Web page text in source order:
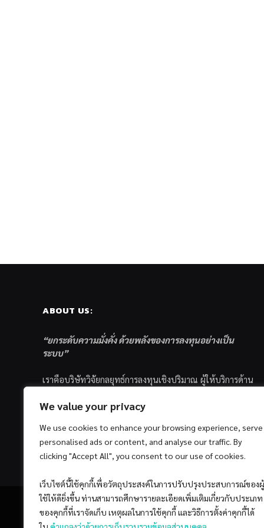
We value your privacy
We use cookies to enhance your browsing experience, serve
personalised ads or content, and analyse our traffic. By
clicking "Accept All", you consent to our use of cookies.
เว็บไซต์นี้ใช้คุกกี้เพื่อวัตถุประสงค์ในการปรับปรุงประสบการณ์ของผู้
ใช้ให้ดียิ่งขึ้น ท่านสามารถศึกษารายละเอียดเพิ่มเติมเกี่ยวกับประเภท
ของคุกกี้ที่เราจัดเก็บ เหตุผลในการใช้คุกกี้ และวิธีการตั้งค่าคุกกี้ได้
ABOUT US:
“ยกระดับความมั่งคั่ง ด้วยพลังของการลงทุนอย่างเป็น
ระบบ”
เราคือบริษัทวิจัยกลยุทธ์การลงทุนเชิงปริมาณ ผู้ให้บริการด้าน
ส่วนบุคคล ซึ่งมีเป้าหมายที่จะช่วยเหลือให้นักลงทุนไทย
ด้วยแนวคิดและกระบวนการลงทุนอย่างเป็นระบบแบบ
Quantitative & Systematic Investing